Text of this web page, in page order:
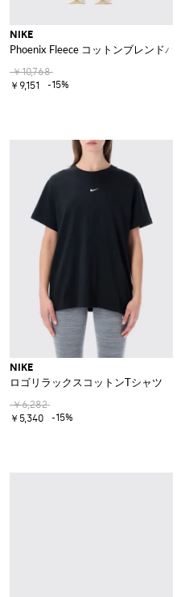
NIKE
Phoenix Fleece コットンブレンドパ
￥10,768
￥9,151
-15%
NIKE
ロゴリラックスコットンTシャツ
￥6,282
￥5,340
-15%